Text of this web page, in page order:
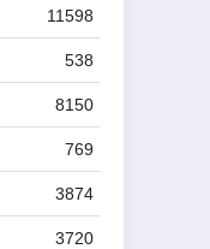
11598
538
8150
769
3874
3720